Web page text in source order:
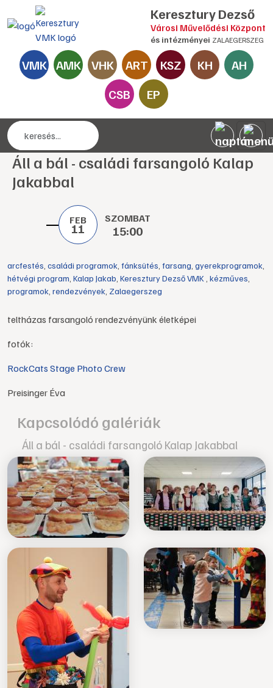
Keresztury Dezső
Városi Művelődési Központ
és intézményei ZALAEGERSZEG
VMK AMK VHK ART KSZ KH
AH
CSB
EP
Áll a bál - családi farsangoló Kalap
Jakabbal
FEB
11
SZOMBAT
15:00
arcfestés családi programok fánksütés farsang gyerekprogramok
hétvégi program Kalap Jakab Keresztury Dezső VMK kézműves
programok rendezvények Zalaegerszeg
teltházas farsangoló rendezvényünk életképei
fotók:
RockCats Stage Photo Crew
Preisinger Éva
Kapcsolódó galériák
Áll a bál - családi farsangoló Kalap Jakabbal